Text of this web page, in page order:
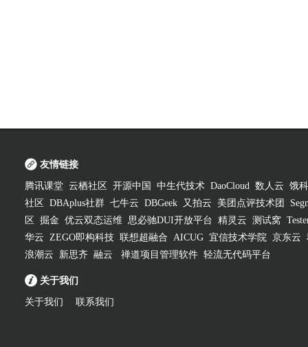
友情链接
腾讯课堂 云栖社区 开源中国 中生代技术 DaoCloud 数人云 饿
社区
DBAplus社群 七牛云 DBGeek 又拍云 美团点评技术团
区
掘金 优云双态运维 思必驰DUI开放平台 精灵云 测试窝
华云 ZEGO即构科技 联想超融合 AICUG 宜信技术学院 京东云
浪潮云
新思齐 融云 禅道项目管理软件 轻流无代码平台
关于我们
关于我们 联系我们